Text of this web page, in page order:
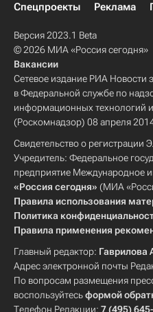
Спецпроекты
Реклама
Версия 2023.1 Beta
© 2026 МИА «Россия сегодня»
Вакансии
Сетевое издание РИА Новости
в Федеральной службе по
информационных технологий
(Роскомнадзор) 08 апреля
Свидетельство о
Учредитель: Федеральное
предприятие Международное
«Россия сегодня» (МИА
Правила использования
Политика
Правила применения
Главный редактор: Гаврилова
Адрес электронной почты
По вопросам размещения
воспользуйтесьформой
Телефон Редакции: 7 (495)